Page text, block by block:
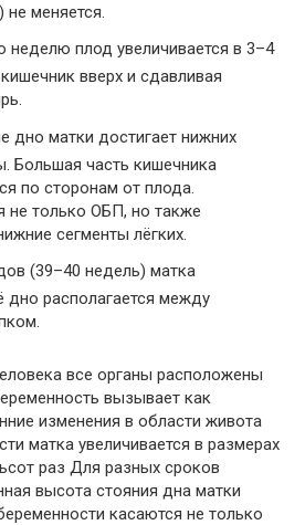
меняется.
плод увеличивается в 3–4
вверх и сдавливая
дно матки достигает нижних
Большая часть кишечника
по сторонам от плода.
не только ОБП, но также
сегменты лёгких.
(39–40 недель) матка
дно располагается между
все органы расположены
вызывает как
изменения в области живота
матка увеличивается в размерах
раз Для разных сроков
высота стояния дна матки
касаются не только